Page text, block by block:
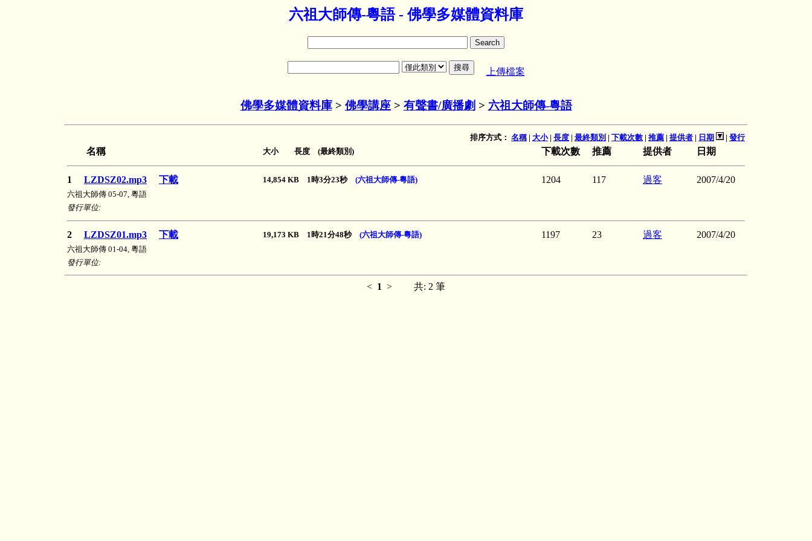
六祖大師傳-粵語 - 佛學多媒體資料庫
上傳檔案
佛學多媒體資料庫> 佛學講座> 有聲書/廣播劇 > 六祖大師傳-粵語
排序方式： 名稱| 大小| 長度 | 最終類別 | 下載次數 | 推薦 | 提供者 | 日期 | 發行
名稱 大小 長度 (最終類別) 下載次數 推薦 提供者 日期
1 LZDSZ02.mp3 下載 14,854 KB 1時3分23秒 (六祖大師傳-粵語) 1204 117 過客 2007/4/20
六祖大師傳 05-07, 粵語
發行單位:
2 LZDSZ01.mp3 下載 19,173 KB 1時21分48秒 (六祖大師傳-粵語) 1197 23 過客 2007/4/20
六祖大師傳 01-04, 粵語
發行單位:
< 1 > 共: 2 筆